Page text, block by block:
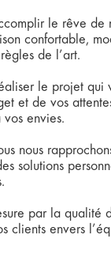
le rêve de
confortable,
de l’art.
le projet qui
et de vos
vos envies.
nous
solutions
par la qualité
clients envers